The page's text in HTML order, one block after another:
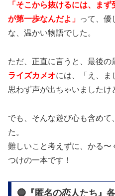
「そこから抜けるには、ま
が第一歩なんだよ」
って、優
な、温かい物語でした。
ただ、正直に言うと、最後
ライズカメオには、「え、ま
思わず声が出ちゃいましたけ
でも、そんな遊び心も含めて
た。
難しいこと考えずに、かる〜
つけの一本です！
🔵『匿名の恋人たち』